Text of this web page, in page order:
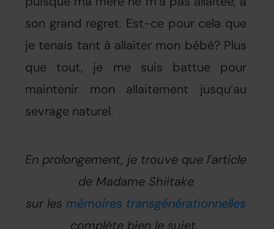
son grand regret. Est-ce pour cela que
je tenais tant à allaiter mon bébé? Plus
que tout, je me suis battue pour
maintenir mon allaitement jusqu’au
sevrage naturel.
En prolongement, je trouve que l’article
de Madame Shiitake
sur les mémoires transgénérationnelles
complète bien le sujet.